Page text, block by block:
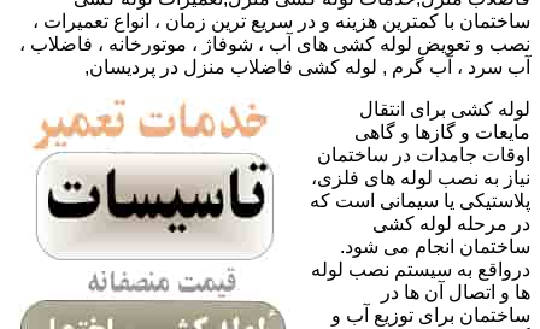
ساختمان با کمترین هزینه و در سریع ترین زمان ، انواع تعمیرات ،
نصب و تعویض لوله کشی های آب ، شوفاژ ، موتورخانه ، فاضلاب ،
آب سرد ، آب گرم , لوله کشی فاضلاب منزل در پردیسان,
لوله کشی برای انتقال
مایعات و گازها و گاهی
اوقات جامدات در ساختمان
نیاز به نصب لوله های فلزی،
پلاستیکی یا سیمانی است که
در مرحله لوله کشی
ساختمان انجام می شود.
درواقع به سیستم نصب لوله
ها و اتصال آن ها در
ساختمان برای توزیع آب و